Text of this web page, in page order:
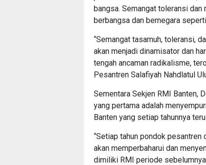
bangsa. Semangat toleransi
berbangsa dan bernegara
“Semangat tasamuh, toleransi,
akan menjadi dinamisator dan
tengah ancaman radikalisme,
Pesantren Salafiyah Nahdlatul
Sementara Sekjen RMI Banten,
yang pertama adalah
Banten yang setiap tahunnya
“Setiap tahun pondok
akan memperbaharui dan
dimiliki RMI periode